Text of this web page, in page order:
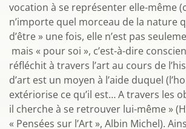
vocation à se représenter elle-même
n’importe quel morceau de la nature
d’être » une fois, elle n’est pas
mais « pour soi », c’est-à-dire
réfléchit à travers l’art au cours de
d’art est un moyen à l’aide duquel
extériorise ce qu’il est… A travers les
il cherche à se retrouver lui-même »
« Pensées sur l’Art », Albin Michel).